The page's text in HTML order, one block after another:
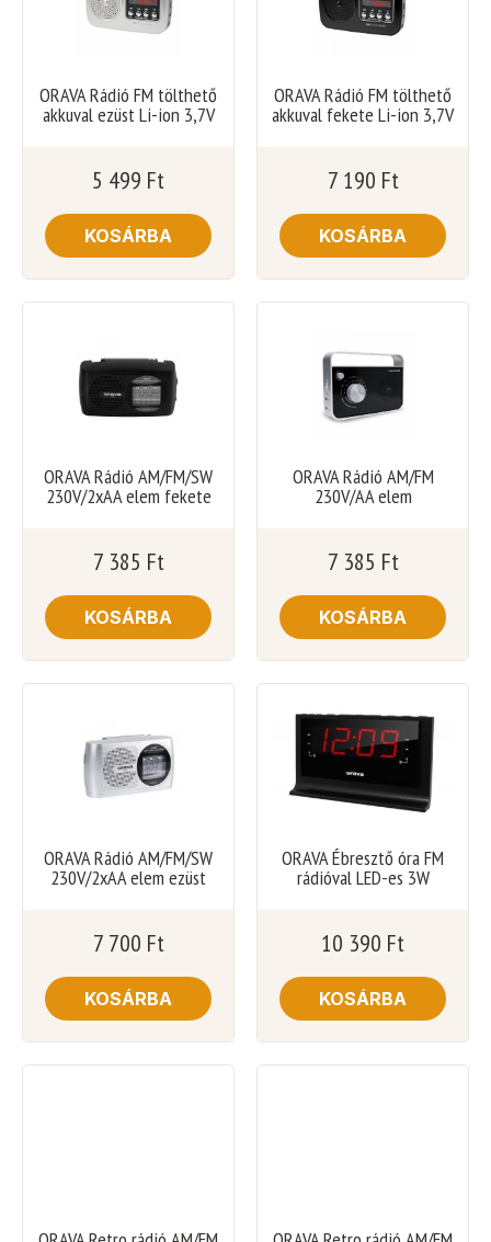
ORAVA Rádió FM tölthető
akkuval ezüst Li-ion 3,7V
5 499 Ft
KOSÁRBA
ORAVA Rádió FM tölthető
akkuval fekete Li-ion 3,7V
7 190 Ft
KOSÁRBA
ORAVA Rádió AM/FM/SW
230V/2xAA elem fekete
7 385 Ft
KOSÁRBA
ORAVA Rádió AM/FM
230V/AA elem
7 385 Ft
KOSÁRBA
ORAVA Rádió AM/FM/SW
230V/2xAA elem ezüst
7 700 Ft
KOSÁRBA
ORAVA Ébresztő óra FM
rádióval LED-es 3W
10 390 Ft
KOSÁRBA